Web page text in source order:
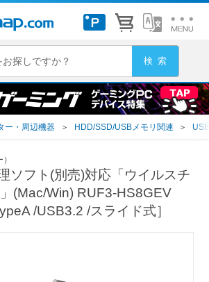
ー・周辺機器 ＞ HDD/SSD/USBメモリ関連 ＞
ソフト(別売)対応「ウイルスチ
(Mac/Win) RUF3-HS8GEV
/USB3.2 /スライド式］